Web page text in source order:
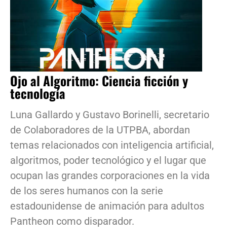
Ojo al Algoritmo: Ciencia ficción y
tecnología
Luna Gallardo y Gustavo Borinelli, secretario
de Colaboradores de la UTPBA, abordan
temas relacionados con inteligencia artificial,
algoritmos, poder tecnológico y el lugar que
ocupan las grandes corporaciones en la vida
de los seres humanos con la serie
estadounidense de animación para adultos
Pantheon como disparador.